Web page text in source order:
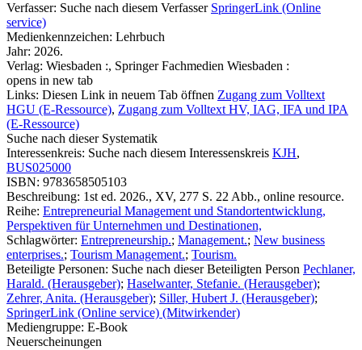
Verfasser: Suche nach diesem Verfasser SpringerLink (Online
service)
Medienkennzeichen: Lehrbuch
Jahr: 2026.
Verlag: Wiesbaden :, Springer Fachmedien Wiesbaden :
opens in new tab
Links: Diesen Link in neuem Tab öffnen Zugang zum Volltext
HGU (E-Ressource), Zugang zum Volltext HV, IAG, IFA und IPA
(E-Ressource)
Suche nach dieser Systematik
Interessenkreis: Suche nach diesem Interessenskreis KJH,
BUS025000
ISBN: 9783658505103
Beschreibung: 1st ed. 2026., XV, 277 S. 22 Abb., online resource.
Reihe: Entrepreneurial Management und Standortentwicklung,
Perspektiven für Unternehmen und Destinationen,
Schlagwörter: Entrepreneurship.; Management.; New business
enterprises.; Tourism Management.; Tourism.
Beteiligte Personen: Suche nach dieser Beteiligten Person Pechlaner,
Harald. (Herausgeber); Haselwanter, Stefanie. (Herausgeber);
Zehrer, Anita. (Herausgeber); Siller, Hubert J. (Herausgeber);
SpringerLink (Online service) (Mitwirkender)
Mediengruppe: E-Book
Neuerscheinungen